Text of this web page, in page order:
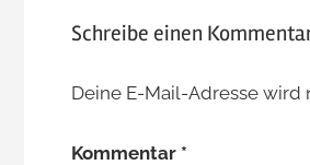
Schreibe einen
Deine E-Mail-Adresse wird
Kommentar *